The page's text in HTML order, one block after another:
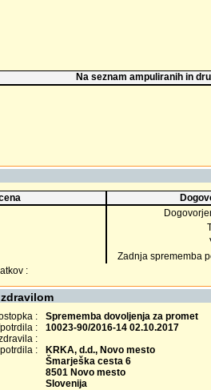
Na seznam ampuliranih in
Zadnja sprememba
:
:
Sprememba dovoljenja za promet
:
10023-90/2016-14 02.10.2017
:
:
KRKA, d.d., Novo mesto
Šmarješka cesta 6
8501 Novo mesto
Slovenija